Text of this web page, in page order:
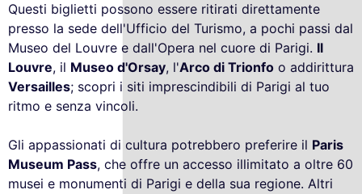
Questi biglietti possono essere ritirati direttamente
presso la sede dell'Ufficio del Turismo, a pochi passi dal
Museo del Louvre e dall'Opera nel cuore di Parigi. Il
Louvre, il Museo d'Orsay, l'Arco di Trionfo o addirittura
Versailles; scopri i siti imprescindibili di Parigi al tuo
ritmo e senza vincoli.
Gli appassionati di cultura potrebbero preferire il Paris
Museum Pass, che offre un accesso illimitato a oltre 60
musei e monumenti di Parigi e della sua regione. Altri